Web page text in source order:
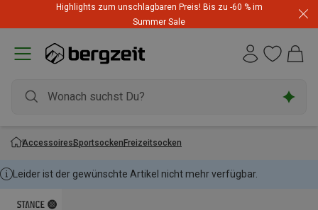
Highlights zum unschlagbaren Preis! Bis zu -60 % im
Summer Sale
AccessoiresSportsockenFreizeitsocken
Leider ist der gewünschte Artikel nicht mehr verfügbar.